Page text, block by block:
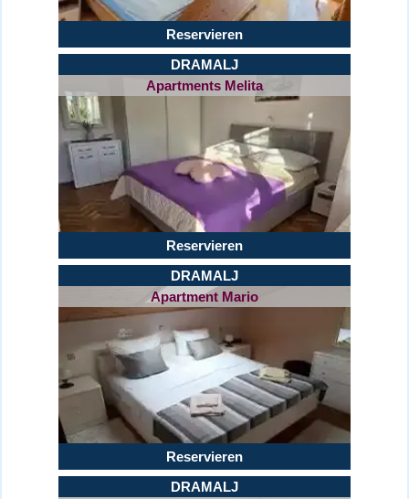
Reservieren
DRAMALJ
Apartments Melita
Reservieren
DRAMALJ
Apartment Mario
Reservieren
DRAMALJ